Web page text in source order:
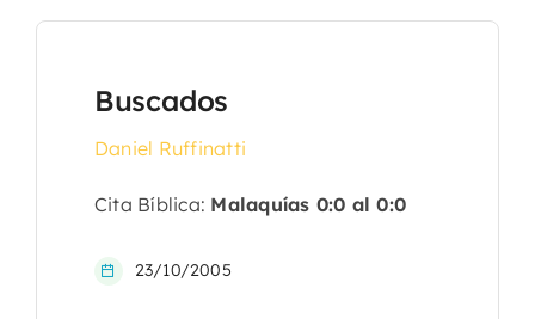
Buscados
Daniel Ruffinatti
Cita Bíblica: Malaquías 0:0 al 0:0
23/10/2005